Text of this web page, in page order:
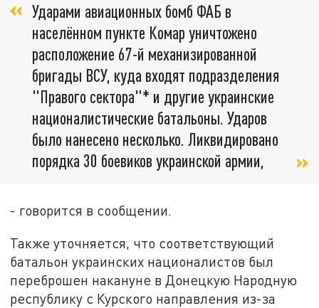
Ударами авиационных бомб ФАБ в
населённом пункте Комар уничтожено
расположение 67-й механизированной
бригады ВСУ, куда входят подразделения
"Правого сектора"* и другие украинские
националистические батальоны. Ударов
было нанесено несколько. Ликвидировано
порядка 30 боевиков украинской армии,
- говорится в сообщении.
Также уточняется, что соответствующий
батальон украинских националистов был
переброшен накануне в Донецкую Народную
республику с Курского направления из-за